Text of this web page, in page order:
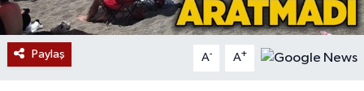
Paylaş A- A+
DUNYA
Düzce